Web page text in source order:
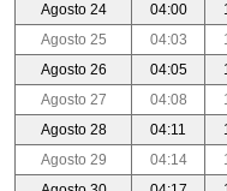
Agosto 24
04:00
Agosto 25
04:03
Agosto 26
04:05
Agosto 27
04:08
Agosto 28
04:11
Agosto 29
04:14